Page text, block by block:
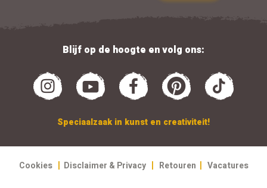
Blijf op de hoogte en volg ons:
Speciaalzaak in kunst en creativiteit!
Cookies | Disclaimer & Privacy | Retouren | Vacatures